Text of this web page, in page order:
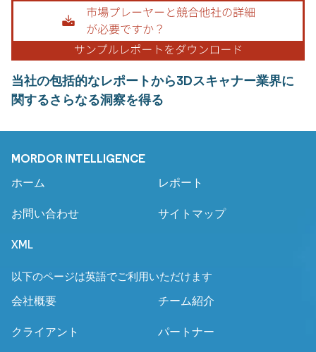
当社の包括的なレポートから3Dスキャナー業界に
関するさらなる洞察を得る
MORDOR INTELLIGENCE
ホーム レポート
お問い合わせ サイトマップ
XML
以下のページは英語でご利用いただけます
会社概要 チーム紹介
クライアント パートナー